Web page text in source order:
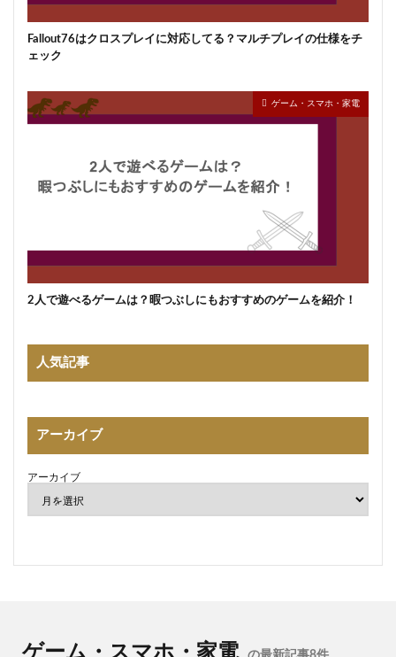
Fallout76はクロスプレイに対応してる？マルチプレイの仕様をチ
ェック
ゲーム・スマホ・家電
2人で遊べるゲームは？暇つぶしにもおすすめのゲームを紹介！
人気記事
アーカイブ
アーカイブ
ゲーム・スマホ・家電